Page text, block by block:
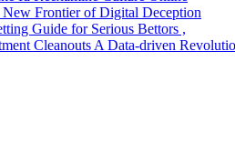
Frontier of Digital Deception
Guide for Serious Bettors ,
Cleanouts A Data-driven